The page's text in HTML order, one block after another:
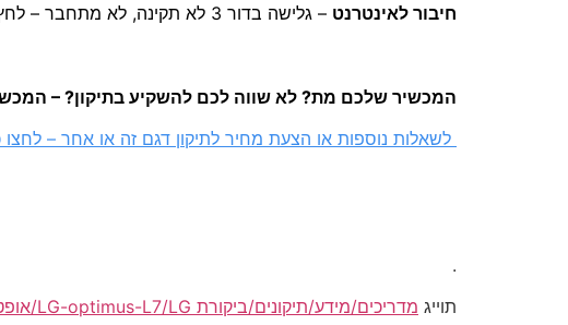
חיבור לאינטרנט – גלישה בדור 3 לא תקינה, לא מתחבר – לחץ כאן
המכשיר שלכם מת? לא שווה לכם להשקיע בתיקון? –
לשאלות נוספות או הצעת מחיר לתיקון דגם זה או אחר – לחצו
.
תוייג מדריכים/מידע/תיקונים/ביקורת LG-optimus-L7/LG/אופטימוס-L7/פ700/P700